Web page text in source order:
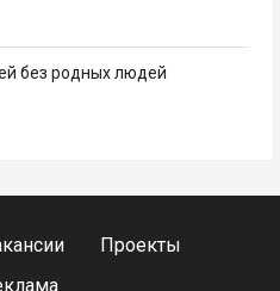
без родных людей
Проекты